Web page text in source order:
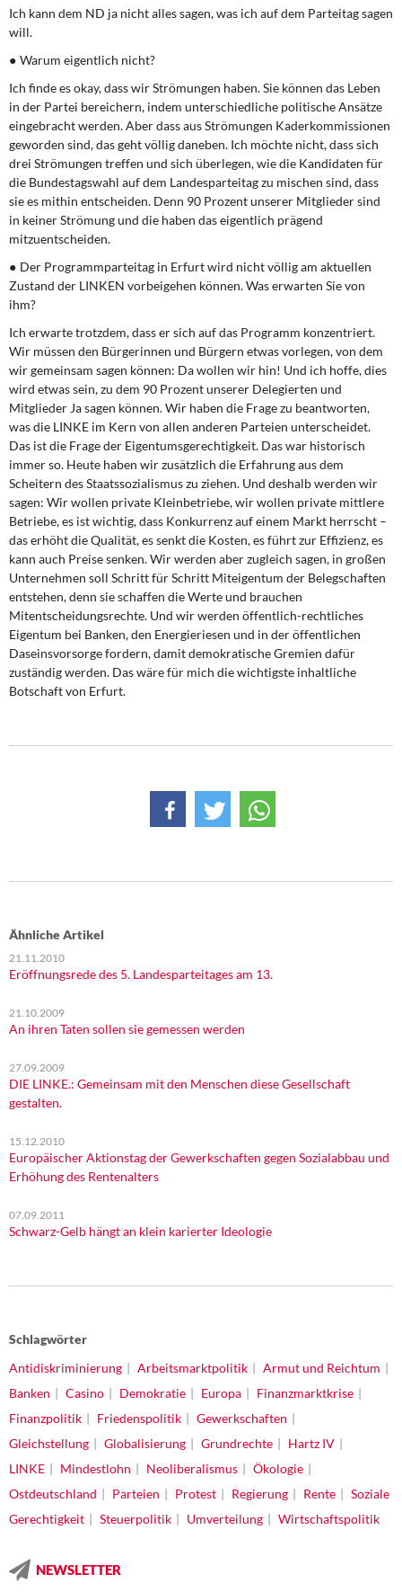
Ich kann dem ND ja nicht alles sagen, was ich auf dem Parteitag sagen
will.
● Warum eigentlich nicht?
Ich finde es okay, dass wir Strömungen haben. Sie können das Leben
in der Partei bereichern, indem unterschiedliche politische Ansätze
eingebracht werden. Aber dass aus Strömungen Kaderkommissionen
geworden sind, das geht völlig daneben. Ich möchte nicht, dass sich
drei Strömungen treffen und sich überlegen, wie die Kandidaten für
die Bundestagswahl auf dem Landesparteitag zu mischen sind, dass
sie es mithin entscheiden. Denn 90 Prozent unserer Mitglieder sind
in keiner Strömung und die haben das eigentlich prägend
mitzuentscheiden.
● Der Programmparteitag in Erfurt wird nicht völlig am aktuellen
Zustand der LINKEN vorbeigehen können. Was erwarten Sie von
ihm?
Ich erwarte trotzdem, dass er sich auf das Programm konzentriert.
Wir müssen den Bürgerinnen und Bürgern etwas vorlegen, von dem
wir gemeinsam sagen können: Da wollen wir hin! Und ich hoffe, dies
wird etwas sein, zu dem 90 Prozent unserer Delegierten und
Mitglieder Ja sagen können. Wir haben die Frage zu beantworten,
was die LINKE im Kern von allen anderen Parteien unterscheidet.
Das ist die Frage der Eigentumsgerechtigkeit. Das war historisch
immer so. Heute haben wir zusätzlich die Erfahrung aus dem
Scheitern des Staatssozialismus zu ziehen. Und deshalb werden wir
sagen: Wir wollen private Kleinbetriebe, wir wollen private mittlere
Betriebe, es ist wichtig, dass Konkurrenz auf einem Markt herrscht –
das erhöht die Qualität, es senkt die Kosten, es führt zur Effizienz, es
kann auch Preise senken. Wir werden aber zugleich sagen, in großen
Unternehmen soll Schritt für Schritt Miteigentum der Belegschaften
entstehen, denn sie schaffen die Werte und brauchen
Mitentscheidungsrechte. Und wir werden öffentlich-rechtliches
Eigentum bei Banken, den Energieriesen und in der öffentlichen
Daseinsvorsorge fordern, damit demokratische Gremien dafür
zuständig werden. Das wäre für mich die wichtigste inhaltliche
Botschaft von Erfurt.
Ähnliche Artikel
21.11.2010
Eröffnungsrede des 5. Landesparteitages am 13.
21.10.2009
An ihren Taten sollen sie gemessen werden
27.09.2009
DIE LINKE.: Gemeinsam mit den Menschen diese Gesellschaft
gestalten.
15.12.2010
Europäischer Aktionstag der Gewerkschaften gegen Sozialabbau und
Erhöhung des Rentenalters
07.09.2011
Schwarz-Gelb hängt an klein karierter Ideologie
Schlagwörter
Antidiskriminierung
Arbeitsmarktpolitik
Armut und Reichtum
Banken
Casino Demokratie Europa
Finanzmarktkrise
Finanzpolitik
Friedenspolitik
Gewerkschaften
Gleichstellung
Globalisierung Grundrechte
Hartz IV
LINKE
Mindestlohn Neoliberalismus
Ökologie
Ostdeutschland
Parteien Protest Regierung Rente
Soziale
Gerechtigkeit
Steuerpolitik Umverteilung Wirtschaftspolitik
NEWSLETTER